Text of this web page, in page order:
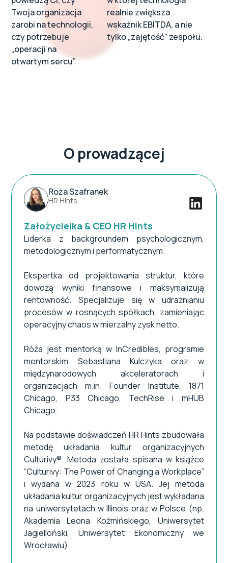
Twoja organizacja
zarobi na technologii,
czy potrzebuje
„operacji na
otwartym sercu”.
realnie zwiększa
wskaźnik EBITDA, a nie
tylko „zajętość” zespołu.
O prowadzącej
Roża Szafranek
HR Hints
Założycielka & CEO HR Hints
Liderka z backgroundem psychologicznym,
metodologicznym i performatycznym.
Ekspertka od projektowania struktur, które
dowożą wyniki finansowe i maksymalizują
rentowność. Specjalizuje się w udrażnianiu
procesów w rosnących spółkach, zamieniając
operacyjny chaos w mierzalny zysk netto.
Róża jest mentorką w InCredibles, programie
mentorskim Sebastiana Kulczyka oraz w
międzynarodowych akceleratorach i
organizacjach m.in. Founder Institute, 1871
Chicago, P33 Chicago, TechRise i mHUB
Chicago.
Na podstawie doświadczeń HR Hints zbudowała
metodę układania kultur organizacyjnych
Culturivy®. Metoda została spisana w książce
“Culturivy: The Power of Changing a Workplace”
i wydana w 2023 roku w USA. Jej metoda
układania kultur organizacyjnych jest wykładana
na uniwersytetach w Illinois oraz w Polsce (np.
Akademia Leona Koźmińskiego, Uniwersytet
Jagielloński, Uniwersytet Ekonomiczny we
Wrocławiu).